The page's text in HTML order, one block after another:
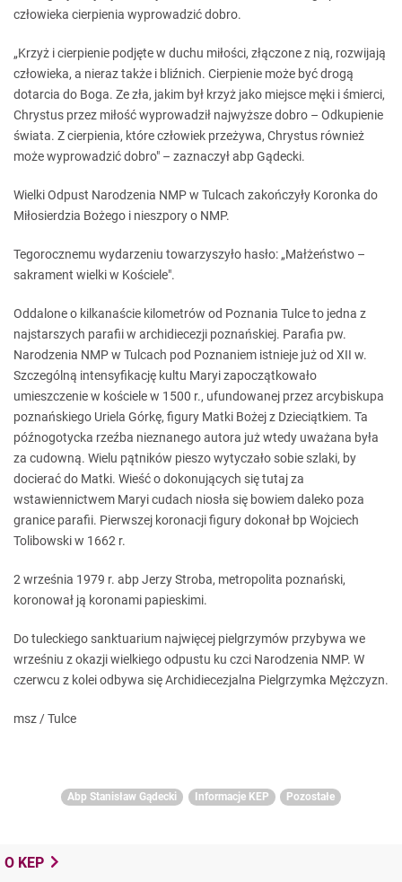
człowieka cierpienia wyprowadzić dobro.
„Krzyż i cierpienie podjęte w duchu miłości, złączone z nią, rozwijają
człowieka, a nieraz także i bliźnich. Cierpienie może być drogą
dotarcia do Boga. Ze zła, jakim był krzyż jako miejsce męki i śmierci,
Chrystus przez miłość wyprowadził najwyższe dobro – Odkupienie
świata. Z cierpienia, które człowiek przeżywa, Chrystus również
może wyprowadzić dobro" – zaznaczył abp Gądecki.
Wielki Odpust Narodzenia NMP w Tulcach zakończyły Koronka do
Miłosierdzia Bożego i nieszpory o NMP.
Tegorocznemu wydarzeniu towarzyszyło hasło: „Małżeństwo –
sakrament wielki w Kościele".
Oddalone o kilkanaście kilometrów od Poznania Tulce to jedna z
najstarszych parafii w archidiecezji poznańskiej. Parafia pw.
Narodzenia NMP w Tulcach pod Poznaniem istnieje już od XII w.
Szczególną intensyfikację kultu Maryi zapoczątkowało
umieszczenie w kościele w 1500 r., ufundowanej przez arcybiskupa
poznańskiego Uriela Górkę, figury Matki Bożej z Dzieciątkiem. Ta
późnogotycka rzeźba nieznanego autora już wtedy uważana była
za cudowną. Wielu pątników pieszo wytyczało sobie szlaki, by
docierać do Matki. Wieść o dokonujących się tutaj za
wstawiennictwem Maryi cudach niosła się bowiem daleko poza
granice parafii. Pierwszej koronacji figury dokonał bp Wojciech
Tolibowski w 1662 r.
2 września 1979 r. abp Jerzy Stroba, metropolita poznański,
koronował ją koronami papieskimi.
Do tuleckiego sanktuarium najwięcej pielgrzymów przybywa we
wrześniu z okazji wielkiego odpustu ku czci Narodzenia NMP. W
czerwcu z kolei odbywa się Archidiecezjalna Pielgrzymka Mężczyzn.
msz / Tulce
Abp Stanisław Gądecki Informacje KEP Pozostałe
O KEP